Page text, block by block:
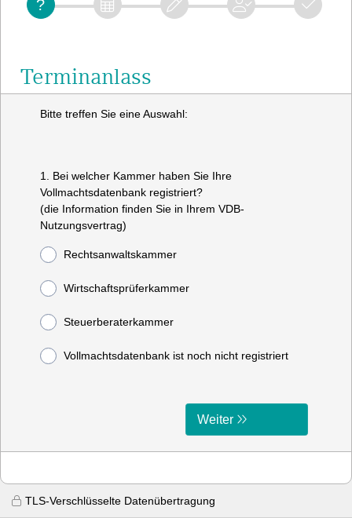
Terminanlass
Bitte treffen Sie eine Auswahl:
1. Bei welcher Kammer haben Sie Ihre
Vollmachtsdatenbank registriert?
(die Information finden Sie in Ihrem VDB-
Nutzungsvertrag)
Rechtsanwaltskammer
Wirtschaftsprüferkammer
Steuerberaterkammer
Vollmachtsdatenbank ist noch nicht registriert
Weiter
TLS-Verschlüsselte Datenübertragung